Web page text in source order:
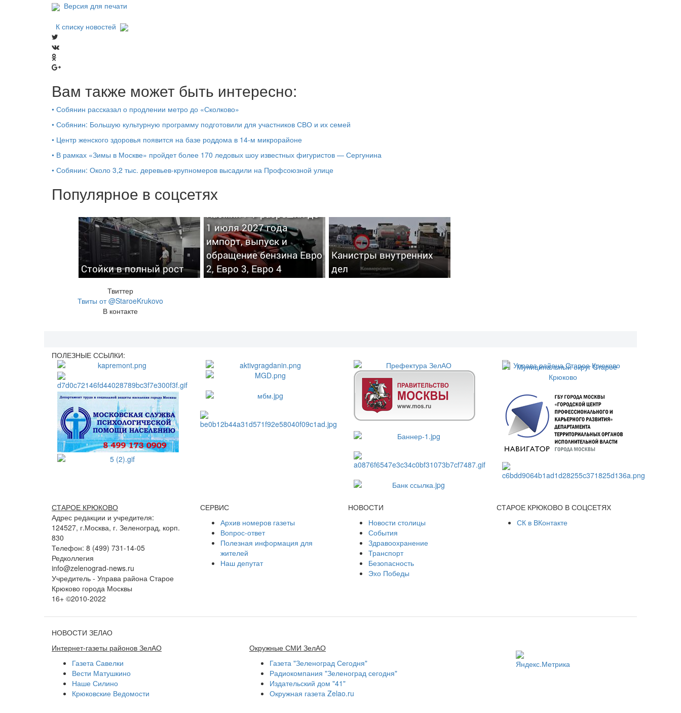
Версия для печати
К списку новостей
Вам также может быть интересно:
• Собянин рассказал о продлении метро до «Сколково»
• Собянин: Большую культурную программу подготовили для участников СВО и их семей
• Центр женского здоровья появится на базе роддома в 14-м микрорайоне
• В рамках «Зимы в Москве» пройдет более 170 ледовых шоу известных фигуристов — Сергунина
• Собянин: Около 3,2 тыс. деревьев-крупномеров высадили на Профсоюзной улице
Популярное в соцсетях
Стойки в полный рост
1 июля 2027 года
импорт, выпуск и
обращение бензина Евро
2, Евро 3, Евро 4
Канистры внутренних
дел
Твиттер
Твиты от @StaroeKrukovo
В контакте
ПОЛЕЗНЫЕ ССЫЛКИ:
СТАРОЕ КРЮКОВО
Адрес редакции и учредителя:
124527, г.Москва, г. Зеленоград, корп.
830
Телефон: 8 (499) 731-14-05
Редколлегия
info@zelenograd-news.ru
Учредитель - Управа района Старое
Крюково города Москвы
16+ ©2010-2022
СЕРВИС
Архив номеров газеты
Вопрос-ответ
Полезная информация для
жителей
Наш депутат
НОВОСТИ
Новости столицы
События
Здравоохранение
Транспорт
Безопасность
Эхо Победы
СТАРОЕ КРЮКОВО В СОЦСЕТЯХ
СК в ВКонтакте
НОВОСТИ ЗЕЛАО
Интернет-газеты районов ЗелАО
Газета Савелки
Вести Матушкино
Наше Силино
Крюковские Ведомости
Окружные СМИ ЗелАО
Газета "Зеленоград Сегодня"
Радиокомпания "Зеленоград сегодня"
Издательский дом "41"
Окружная газета Zelao.ru